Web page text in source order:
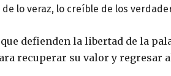
lo veraz, lo creíble de los
defienden la libertad de la
recuperar su valor y regresar